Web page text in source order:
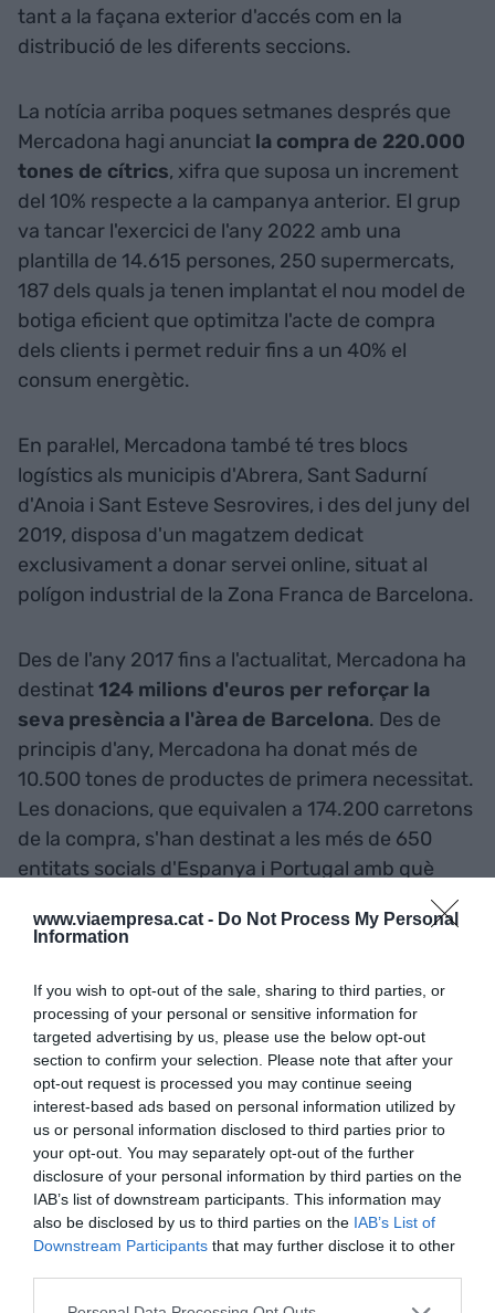
www.viaempresa.cat - Do Not Process My Personal
Information
If you wish to opt-out of the sale, sharing to third parties, or
processing of your personal or sensitive information for
targeted advertising by us, please use the below opt-out
section to confirm your selection. Please note that after your
opt-out request is processed you may continue seeing
interest-based ads based on personal information utilized by
us or personal information disclosed to third parties prior to
your opt-out. You may separately opt-out of the further
disclosure of your personal information by third parties on the
IAB’s list of downstream participants. This information may
also be disclosed by us to third parties on the IAB’s List of
Downstream Participants that may further disclose it to other
tant a la façana exterior d'accés com en la
distribució de les diferents seccions.
La notícia arriba poques setmanes després que
Mercadona hagi anunciat la compra de 220.000
tones de cítrics, xifra que suposa un increment
del 10% respecte a la campanya anterior. El grup
va tancar l'exercici de l'any 2022 amb una
plantilla de 14.615 persones, 250 supermercats,
187 dels quals ja tenen implantat el nou model de
botiga eficient que optimitza l'acte de compra
dels clients i permet reduir fins a un 40% el
consum energètic.
En paral·lel, Mercadona també té tres blocs
logístics als municipis d'Abrera, Sant Sadurní
d'Anoia i Sant Esteve Sesrovires, i des del juny del
2019, disposa d'un magatzem dedicat
exclusivament a donar servei online, situat al
polígon industrial de la Zona Franca de Barcelona.
Des de l'any 2017 fins a l'actualitat, Mercadona ha
destinat124 milions d'euros per reforçar la
seva presència a l'àrea de Barcelona. Des de
principis d'any, Mercadona ha donat més de
10.500 tones de productes de primera necessitat.
Les donacions, que equivalen a 174.200 carretons
de la compra, s'han destinat a les més de 650
entitats socials d'Espanya i Portugal amb què
col·labora. De fet, Mercadona ha ampliat la xarxa
de col·laboradors i hi ha sumat 140 noves entitats
d'Espanya com de Portugal.
AfegirVIA Empresacom a font preferida de
Google de forma gratuïta
Estigues informat amb les últimes notícies d'actualitat
ACTIVAR ARA